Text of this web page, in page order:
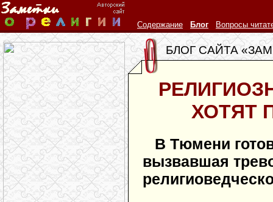
Содержание Блог Вопросы
БЛОГ САЙТА
ХОТЯТ
В Тюмени
вызвавшая